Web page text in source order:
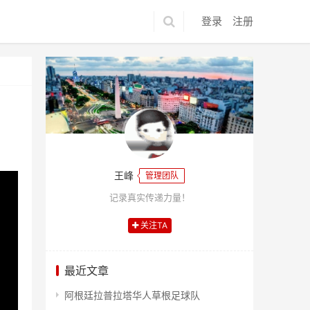
登录 注册
王峰 管理团队
记录真实传递力量！
关注TA
最近文章
阿根廷拉普拉塔华人草根足球队